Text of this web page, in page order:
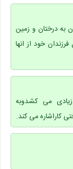
به درختان و زمین
خود از انها
می کشدوبه
کاراشاره می کند.